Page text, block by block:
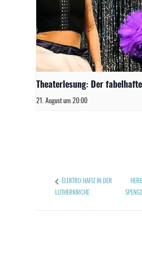
Theaterlesung: Der
21. August um 20:00
ELEKTRO HAFIZ IN DER
LUTHERKIRCHE